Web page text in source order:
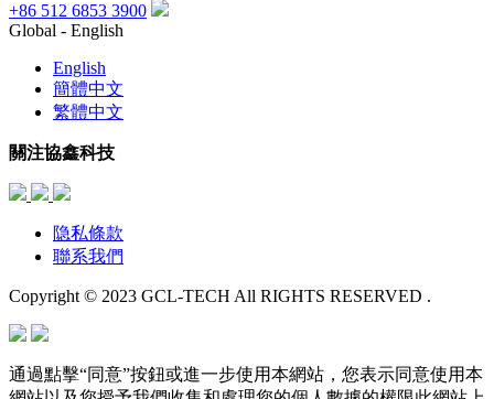
+86 512 6853 3900
Global - English
English
簡體中文
繁體中文
關注協鑫科技
隐私條款
聯系我們
Copyright © 2023 GCL-TECH All RIGHTS RESERVED .
通過點擊“同意”按鈕或進一步使用本網站，您表示同意使用本